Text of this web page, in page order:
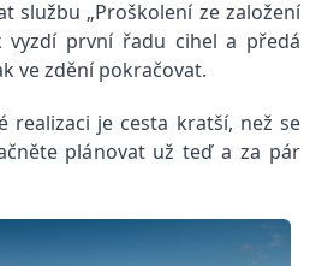
službu „Proškolení ze založení
vyzdí první řadu cihel a předá
ve zdění pokračovat.
realizaci je cesta kratší, než se
plánovat už teď a za pár